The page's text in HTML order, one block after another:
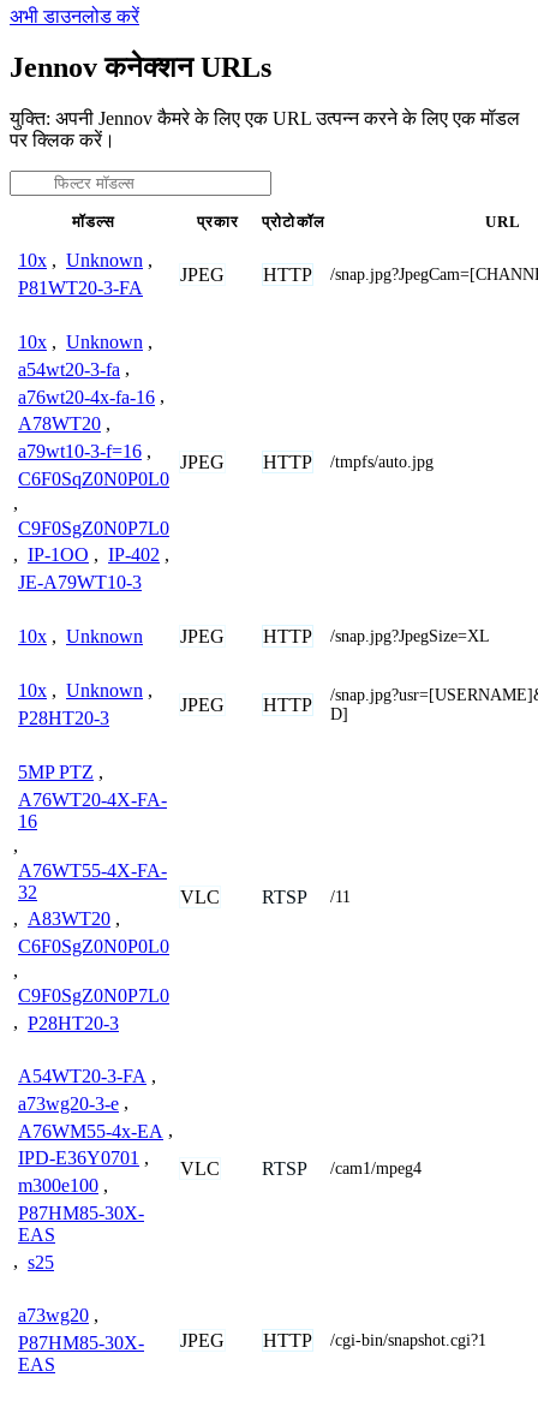
अभी डाउनलोड करें
Jennov कनेक्शन URLs
युक्ति: अपनी Jennov कैमरे के लिए एक URL उत्पन्न करने के लिए एक मॉडल
पर क्लिक करें।
मॉडल्स प्रकार प्रोटोकॉल URL
10x , Unknown ,
P81WT20-3-FA
JPEG HTTP /
10x , Unknown ,
a54wt20-3-fa ,
a76wt20-4x-fa-16 ,
A78WT20 ,
a79wt10-3-f=16 ,
C6F0SqZ0N0P0L0
,
C9F0SgZ0N0P7L0
, IP-1OO , IP-402 ,
JE-A79WT10-3
JPEG HTTP /tmpfs/auto.jpg
10x , Unknown JPEG HTTP /snap.jpg?JpegSize=XL
10x , Unknown ,
P28HT20-3
JPEG HTTP
/
D]
5MP PTZ ,
A76WT20-4X-FA-
16
,
A76WT55-4X-FA-
32
, A83WT20 ,
C6F0SgZ0N0P0L0
,
C9F0SgZ0N0P7L0
, P28HT20-3
VLC RTSP /11
A54WT20-3-FA ,
a73wg20-3-e ,
A76WM55-4x-EA ,
IPD-E36Y0701 ,
m300e100 ,
P87HM85-30X-
EAS
, s25
VLC RTSP /cam1/mpeg4
a73wg20 ,
P87HM85-30X-
EAS
JPEG HTTP /cgi-bin/snapshot.cgi?1